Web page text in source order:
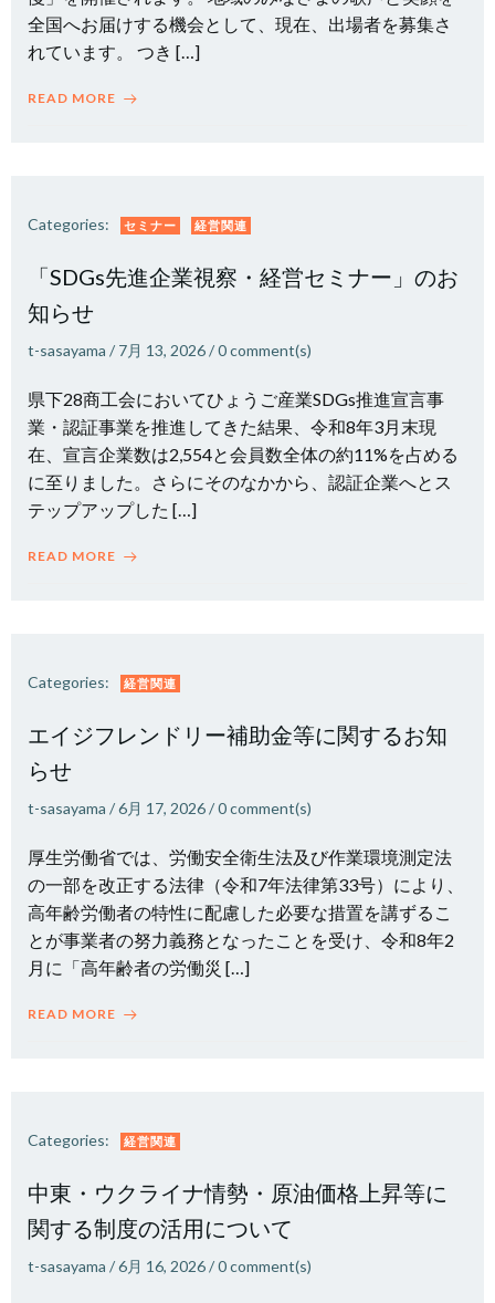
全国へお届けする機会として、現在、出場者を募集さ
れています。 つき […]
READ MORE
Categories: セミナー 経営関連
「SDGs先進企業視察・経営セミナー」のお
知らせ
t-sasayama / 7月 13, 2026/0comment(s)
県下28商工会においてひょうご産業SDGs推進宣言事
業・認証事業を推進してきた結果、令和8年3月末現
在、宣言企業数は2,554と会員数全体の約11%を占める
に至りました。さらにそのなかから、認証企業へとス
テップアップした […]
READ MORE
Categories: 経営関連
エイジフレンドリー補助金等に関するお知
らせ
t-sasayama /6月 17, 2026/0comment(s)
厚生労働省では、労働安全衛生法及び作業環境測定法
の一部を改正する法律（令和7年法律第33号）により、
高年齢労働者の特性に配慮した必要な措置を講ずるこ
とが事業者の努力義務となったことを受け、令和8年2
月に「高年齢者の労働災 […]
READ MORE
Categories: 経営関連
中東・ウクライナ情勢・原油価格上昇等に
関する制度の活用について
t-sasayama /6月 16, 2026/0comment(s)